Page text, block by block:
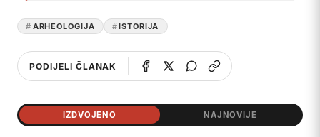
ARHEOLOGIJA ISTORIJA
PODIJELI ČLANAK
IZDVOJENO NAJNOVIJE